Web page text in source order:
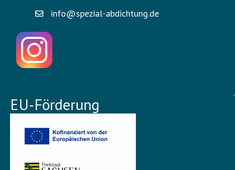
info@spezial-abdichtung.de
EU-Förderung